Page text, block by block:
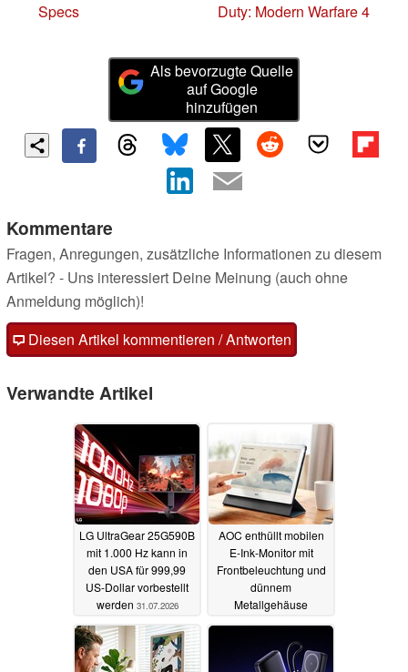
Specs
Duty: Modern Warfare 4
Als bevorzugte Quelle
auf Google
hinzufügen
Kommentare
Fragen, Anregungen, zusätzliche Informationen zu diesem
Artikel? - Uns interessiert Deine Meinung (auch ohne
Anmeldung möglich)!
Diesen Artikel kommentieren / Antworten
Verwandte Artikel
LG UltraGear 25G590B
mit 1.000 Hz kann in
den USA für 999,99
US-Dollar vorbestellt
werden 31.07.2026
AOC enthüllt mobilen
E-Ink-Monitor mit
Frontbeleuchtung und
dünnem
Metallgehäuse
15.07.2026